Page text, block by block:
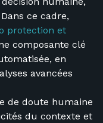
ce cadre,
protection et
composante clé
en
avancées
de doute humaine
du contexte et